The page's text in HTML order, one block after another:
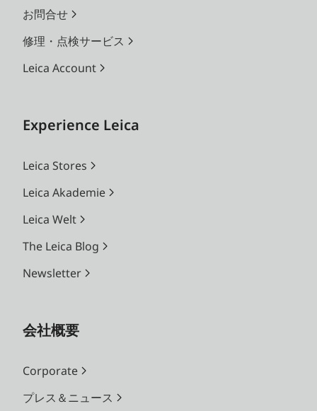
お問合せ
修理・点検サービス
Leica Account
Experience Leica
Leica Stores
Leica Akademie
Leica Welt
The Leica Blog
Newsletter
会社概要
Corporate
プレス＆ニュース